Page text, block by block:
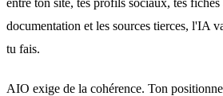
entre ton site, tes profils sociaux, tes fiches
documentation et les sources tierces, l'IA
tu fais.
AIO exige de la cohérence. Ton